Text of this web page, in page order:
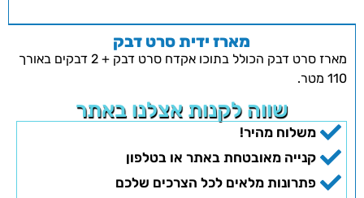
מארז ידית סרט דבק
מארז סרט דבק הכולל בתוכו אקדח סרט דבק + 2 דבקים באורך
110 מטר.
שווה לקנות אצלנו באתר
משלוח מהיר!
קנייה מאובטחת באתר או בטלפון
פתרונות מלאים לכל הצרכים שלכם